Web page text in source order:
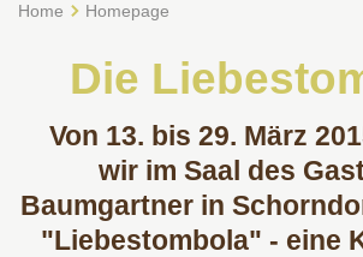
Home Homepage
Die
Von 13. bis 29. März
wir im Saal des
Baumgartner in
"Liebestombola" - eine